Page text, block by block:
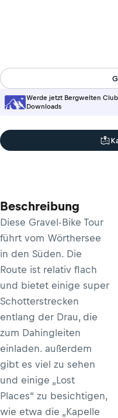
Werde jetzt Bergwelten
Downloads
Beschreibung
Diese Gravel-Bike Tour
führt vom Wörthersee
in den Süden. Die
Route ist relativ flach
und bietet einige super
Schotterstrecken
entlang der Drau, die
zum Dahingleiten
einladen. außerdem
gibt es viel zu sehen
und einige „Lost
Places“ zu besichtigen,
wie etwa die „Kapelle